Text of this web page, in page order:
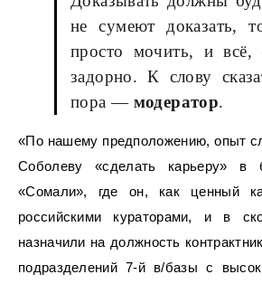
не сумеют доказать,
просто мочить, и всё,
задорно. К слову
пора — модератор.
«По нашему предположению, опыт
Соболеву «сделать карьеру» в
«Сомали», где он, как ценный
российскими кураторами, и в
назначили на должность
подразделений 7-й в/базы с